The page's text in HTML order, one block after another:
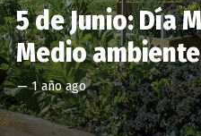
5 de Junio: Día
Medio ambiente
— 1 año ago